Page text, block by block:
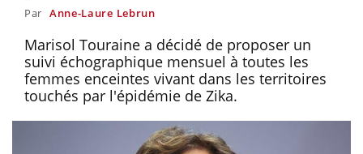
Par Anne-Laure Lebrun
Marisol Touraine a décidé de proposer un
suivi échographique mensuel à toutes les
femmes enceintes vivant dans les territoires
touchés par l'épidémie de Zika.